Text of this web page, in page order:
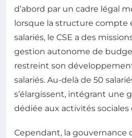
d’abord par un cadre légal
lorsque la structure compte
salariés, le CSE a des
gestion autonome de
restreint son
salariés. Au-delà de 50
s’élargissent, intégrant une
dédiée aux activités
Cependant, la gouvernance